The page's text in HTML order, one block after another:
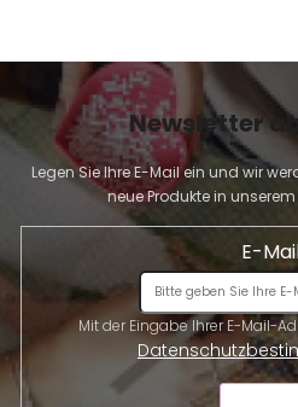
Newsletter
Legen Sie Ihre E-Mail ein und wir
neue Produkte in
E-